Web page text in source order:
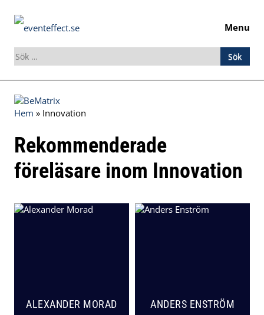
Menu
Sök
efter:
Skip
to
Hem » Innovation
Rekommenderade
föreläsare inom Innovation
ALEXANDER MORAD ANDERS ENSTRÖM